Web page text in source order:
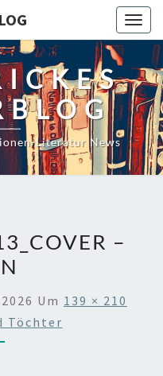
Literatur News
–
Um 139 × 210
Töchter